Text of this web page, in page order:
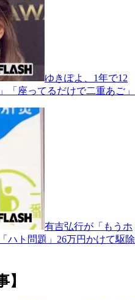
ゆきぽよ、1年で12
「座ってるだけで二重あご」
有吉弘行が「もうホ
ハト問題」26万円かけて駆除
】